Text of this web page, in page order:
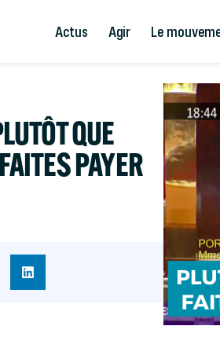
Actus Agir Le
QUE
PAYER